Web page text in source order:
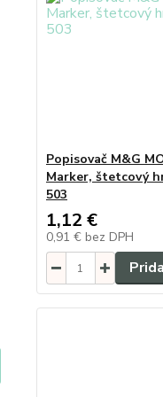
Popisovač M&G
Marker, štetcový
503
1,12 €
0,91 € bez DPH